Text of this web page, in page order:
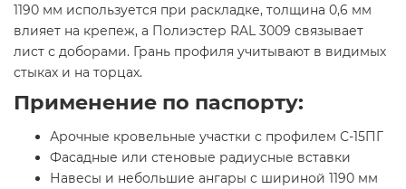
1190 мм используется при раскладке, толщина 0,6 мм
влияет на крепеж, а Полиэстер RAL 3009 связывает
лист с доборами. Грань профиля учитывают в видимых
стыках и на торцах.
Применение по паспорту:
Арочные кровельные участки с профилем С-15ПГ
Фасадные или стеновые радиусные вставки
Навесы и небольшие ангары с шириной 1190 мм